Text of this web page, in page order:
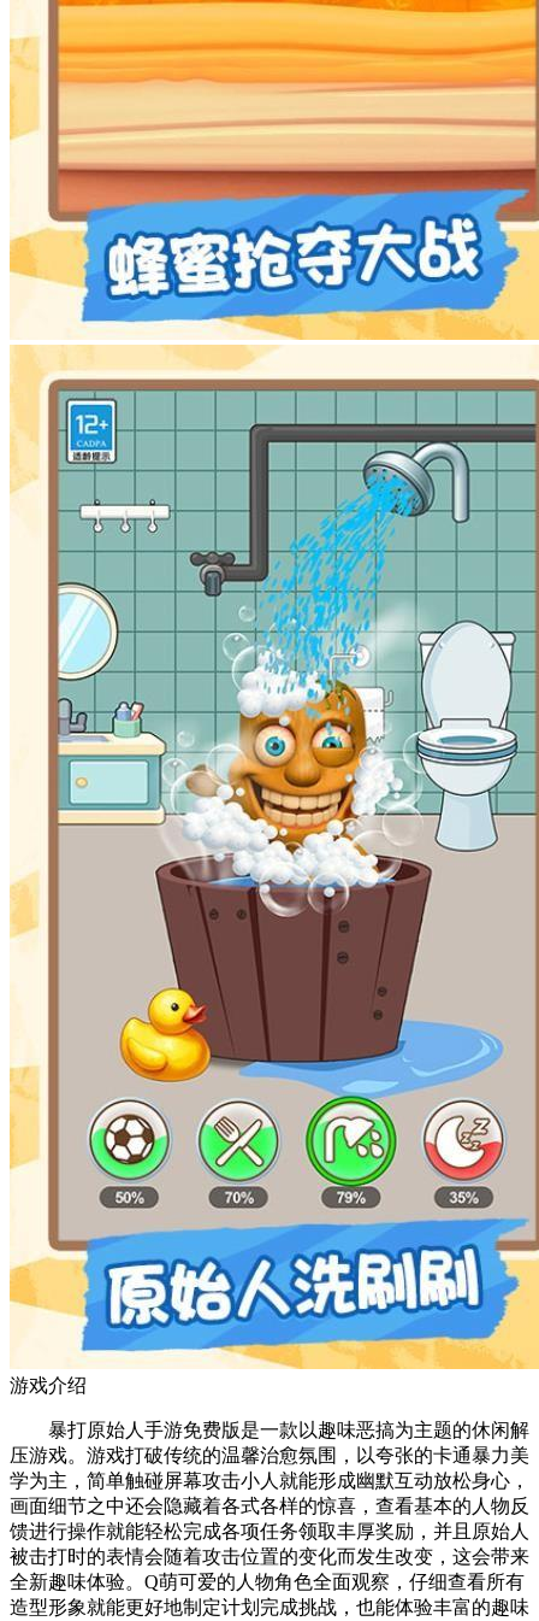
游戏介绍
暴打原始人手游免费版是一款以趣味恶搞为主题的休闲解
压游戏。游戏打破传统的温馨治愈氛围，以夸张的卡通暴力美
学为主，简单触碰屏幕攻击小人就能形成幽默互动放松身心，
画面细节之中还会隐藏着各式各样的惊喜，查看基本的人物反
馈进行操作就能轻松完成各项任务领取丰厚奖励，并且原始人
被击打时的表情会随着攻击位置的变化而发生改变，这会带来
全新趣味体验。Q萌可爱的人物角色全面观察，仔细查看所有
造型形象就能更好地制定计划完成挑战，也能体验丰富的趣味